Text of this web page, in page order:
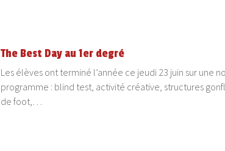
The Best Day au 1er degré
Les élèves ont terminé l’année ce jeudi 23 juin sur une
programme : blind test, activité créative, structures
de foot,…